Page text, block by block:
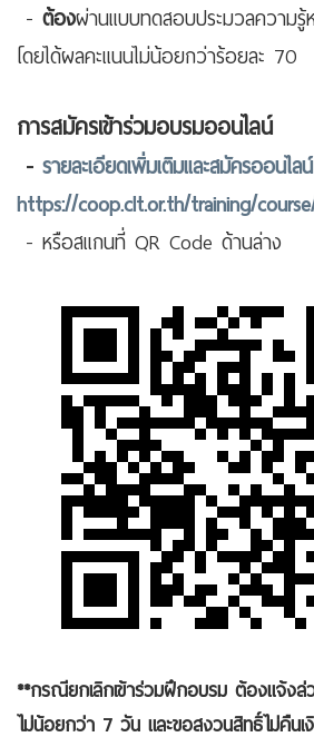
- ต้องผ่านแบบทดสอบประมวลความรู้
โดยได้ผลคะแนนไม่น้อยกว่าร้อยละ 70
การสมัครเข้าร่วมอบรมออนไลน์
- รายละเอียดเพิ่มเติมและสมัครออนไ
https://coop.clt.or.th/training/
- หรือสแกนที่ QR Code ด้านล่าง
**กรณียกเลิกเข้าร่วมฝึกอบรม ต้องแจ้ง
ไม่น้อยกว่า 7 วัน และขอสงวนสิทธิ์ไม่คืนเ